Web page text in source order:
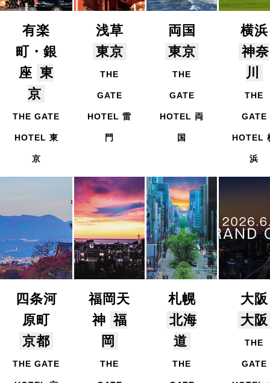
有楽
町・銀
座 東
京
THE GATE
HOTEL 東
京
浅草
東京
THE
GATE
HOTEL 雷
門
両国
東京
THE
GATE
HOTEL 両
国
横浜
神奈
川
THE
GATE
HOTEL
浜
四条河
原町
京都
THE GATE
福岡天
神 福
岡
THE
札幌
北海
道
THE
大阪
大阪
THE
GATE